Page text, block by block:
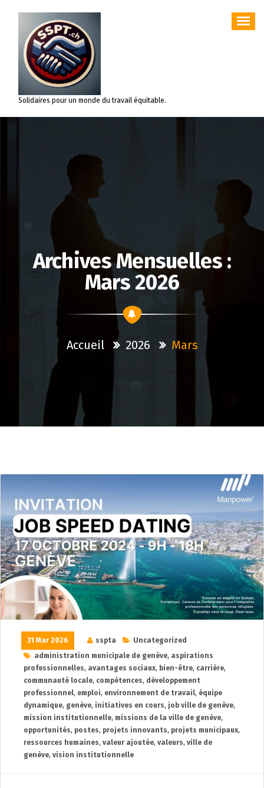
contenu
Solidaires pour un monde du travail équitable.
Archives Mensuelles :
Mars 2026
Accueil 2026 Mars
31 Mar 2026 sspta
Uncategorized
administration municipale de genève, aspirations
professionnelles, avantages sociaux, bien-être, carrière,
communauté locale, compétences, développement
professionnel, emploi, environnement de travail, équipe
dynamique, genève, initiatives en cours, job ville de genève,
mission institutionnelle, missions de la ville de genève,
opportunités, postes, projets innovants, projets municipaux,
ressources humaines, valeur ajoutée, valeurs, ville de
genève, vision institutionnelle